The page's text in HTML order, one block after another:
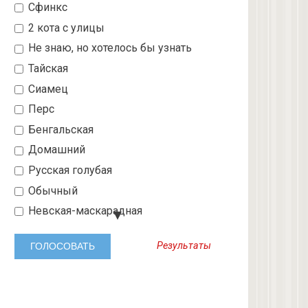
Сфинкс
2 кота с улицы
Не знаю, но хотелось бы узнать
Тайская
Сиамец
Перс
Бенгальская
Домашний
Русская голубая
Обычный
Невская-маскарадная
Шотландский вислоухий
Абиссинская
Результаты